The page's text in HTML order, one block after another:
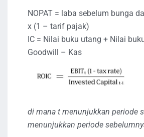
NOPAT = laba sebelum bunga
x (1 – tarif pajak)
IC = Nilai buku utang + Nilai
Goodwill – Kas
di mana t menunjukkan periode
menunjukkan periode